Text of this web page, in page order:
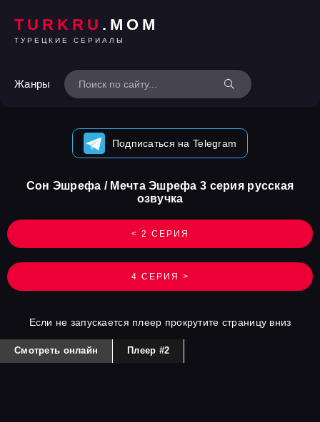
TURKRU .MOM
ТУРЕЦКИЕ СЕРИАЛЫ
Жанры
Подписаться на Telegram
< 2 СЕРИЯ
Сон Эшрефа / Мечта Эшрефа 3 серия русская
озвучка
4 СЕРИЯ >
Если не запускается плеер прокрутите страницу вниз
Смотреть онлайн Плеер #2